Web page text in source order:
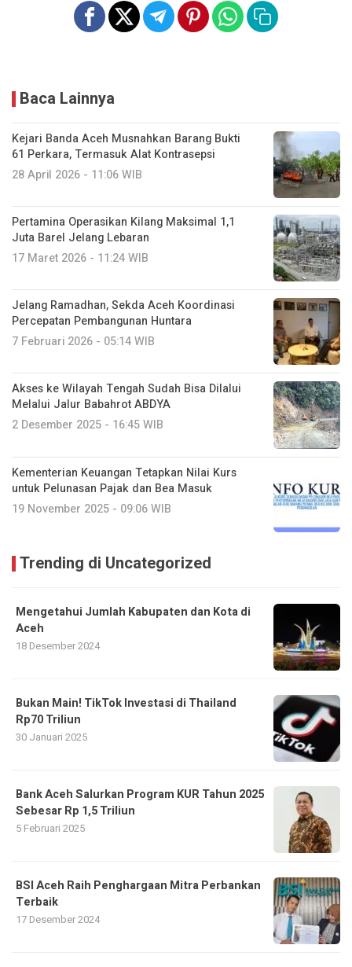
Baca Lainnya
Kejari Banda Aceh Musnahkan Barang Bukti
61 Perkara, Termasuk Alat Kontrasepsi
28 April 2026 - 11:06 WIB
Pertamina Operasikan Kilang Maksimal 1,1
Juta Barel Jelang Lebaran
17 Maret 2026 - 11:24 WIB
‎Jelang Ramadhan, Sekda Aceh Koordinasi
Percepatan Pembangunan Huntara
7 Februari 2026 - 05:14 WIB
Akses ke Wilayah Tengah Sudah Bisa Dilalui
Melalui Jalur Babahrot ABDYA
2 Desember 2025 - 16:45 WIB
Kementerian Keuangan Tetapkan Nilai Kurs
untuk Pelunasan Pajak dan Bea Masuk
19 November 2025 - 09:06 WIB
Trending di Uncategorized
Mengetahui Jumlah Kabupaten dan Kota di
Aceh
18 Desember 2024
Bukan Main! TikTok Investasi di Thailand
Rp70 Triliun
30 Januari 2025
Bank Aceh Salurkan Program KUR Tahun 2025
Sebesar Rp 1,5 Triliun
5 Februari 2025
BSI Aceh Raih Penghargaan Mitra Perbankan
Terbaik
17 Desember 2024